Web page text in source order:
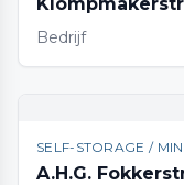
Bedrijf
SELF-STORAGE /
A.H.G.